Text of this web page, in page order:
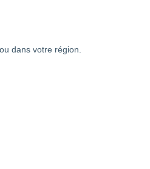
dans votre région.